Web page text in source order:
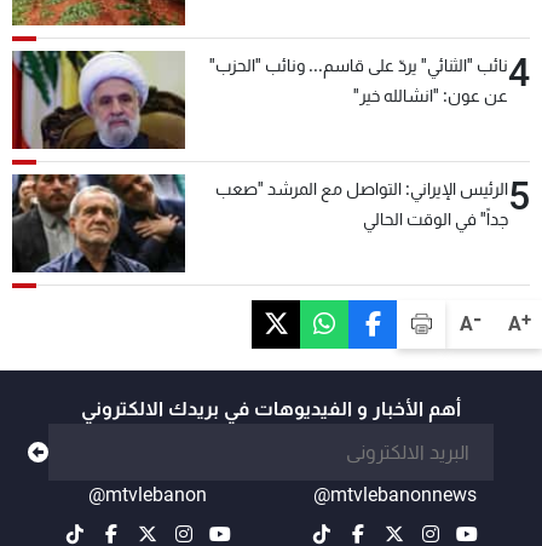
A+
A-
4نائب "الثنائي" يردّ على قاسم... ونائب "الحزب"
عن عون: "انشالله خير"
5الرئيس الإيراني: التواصل مع المرشد "صعب
جداً" في الوقت الحالي
أهم الأخبار و الفيديوهات في بريدك الالكتروني
@mtvlebanonnews
@mtvlebanon